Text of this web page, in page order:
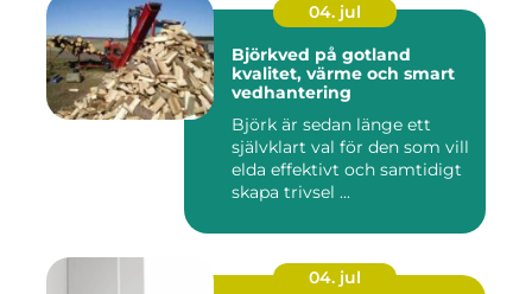
04. jul
Björkved på gotland
kvalitet, värme och smart
vedhantering
Björk är sedan länge ett
självklart val för den som vill
elda effektivt och samtidigt
skapa trivsel ...
04. jul